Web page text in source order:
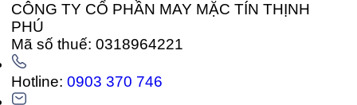
CÔNG TY CỔ PHẦN MAY MẶC TÍN THỊNH
PHÚ
Mã số thuế: 0318964221
Hotline:0903 370 746